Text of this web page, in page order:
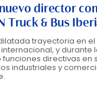
director
Truck & Bus
trayectoria en
y durante
directivas en
industriales y